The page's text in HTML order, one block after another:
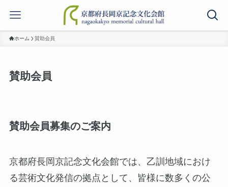
ホーム 賛助会員
賛助会員
賛助会員募集のご案内
京都府長岡京記念文化会館では、乙訓地域におけ
る芸術文化発信の拠点として、皆様に数多くの公